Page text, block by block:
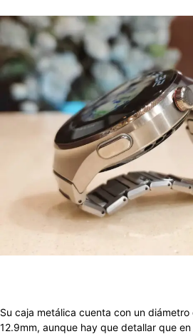
Su caja metálica cuenta con un
12.9mm, aunque hay que detallar que